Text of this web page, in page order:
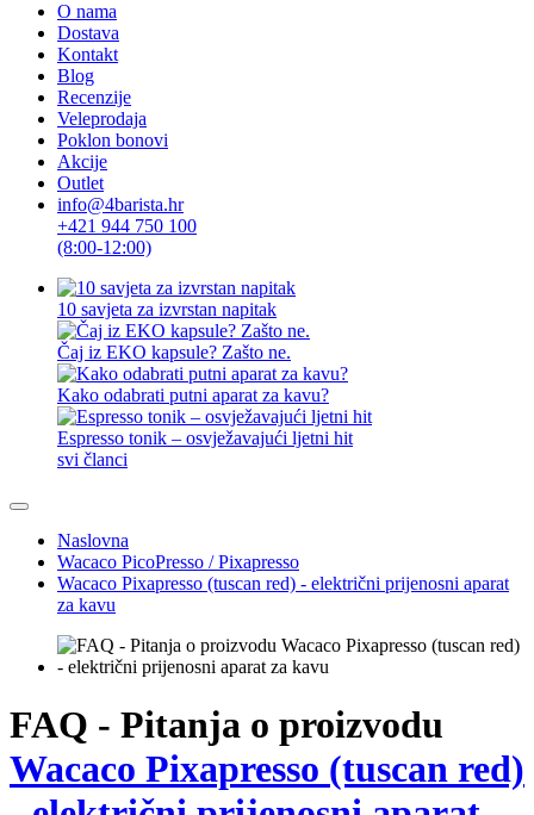
O nama
Dostava
Kontakt
Blog
Recenzije
Veleprodaja
Poklon bonovi
Akcije
Outlet
info@4barista.hr
+421 944 750 100
(8:00-12:00)
10 savjeta za izvrstan napitak
Čaj iz EKO kapsule? Zašto ne.
Kako odabrati putni aparat za kavu?
Espresso tonik – osvježavajući ljetni hit
svi članci
Naslovna
Wacaco PicoPresso / Pixapresso
Wacaco Pixapresso (tuscan red) - električni prijenosni aparat
za kavu
FAQ - Pitanja o proizvodu
Wacaco Pixapresso (tuscan red)